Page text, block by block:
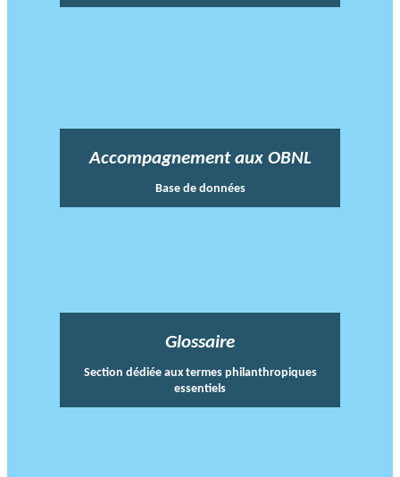
Accompagnement aux OBNL
Base de données
Glossaire
Section dédiée aux termes philanthropiques
essentiels